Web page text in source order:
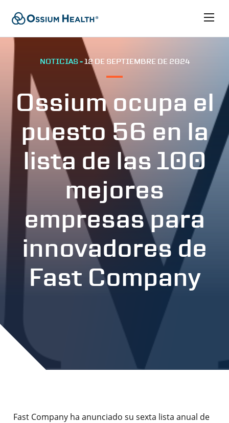
NOTICIAS -12 DE SEPTIEMBRE DE 2024
Ossium ocupa el
puesto 56 en la
lista de las 100
mejores
empresas para
innovadores de
Fast Company
Fast Company ha anunciado su sexta lista anual de